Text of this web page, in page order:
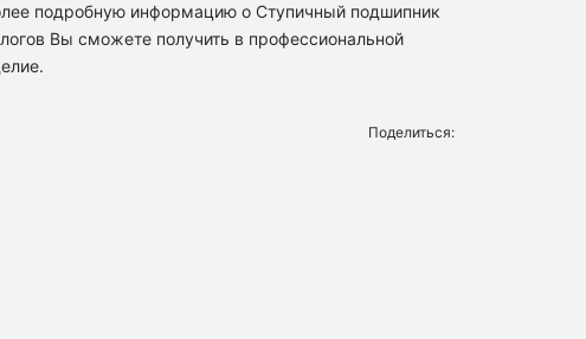
подробную информацию о Ступичный подшипник
Вы сможете получить в профессиональной
Поделиться: